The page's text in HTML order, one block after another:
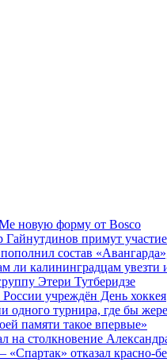
новую форму от Bosco
примут
состав
калининградцам увезти
Этери Тутберидзе
учреждён День хоккея
турнира, где бы
памяти такое впервые»
на столкновение
отказал красно-